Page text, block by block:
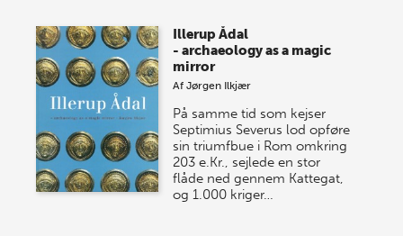
Illerup Ådal
- archaeology as a magic
mirror
AfJørgen Ilkjær
På samme tid som kejser
Septimius Severus lod opføre
sin triumfbue i Rom omkring
203 e.Kr., sejlede en stor
flåde ned gennem Kattegat,
og 1.000 kriger…